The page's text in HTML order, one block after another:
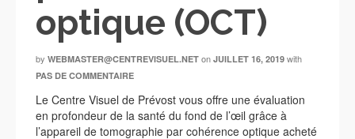
optique (OCT)
by WEBMASTER@CENTREVISUEL.NET on JUILLET 16, 2019 with
PAS DE COMMENTAIRE
Le Centre Visuel de Prévost vous offre une évaluation
en profondeur de la santé du fond de l’œil grâce à
l’appareil de tomographie par cohérence optique acheté